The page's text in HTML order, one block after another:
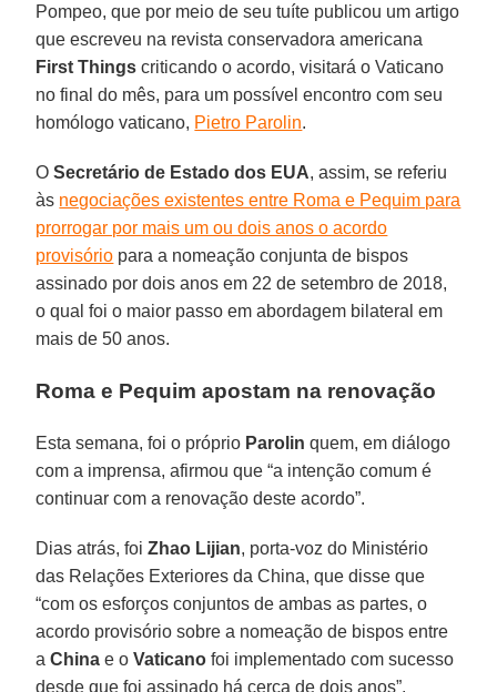
Pompeo, que por meio de seu tuíte publicou um artigo
que escreveu na revista conservadora americana
First Things criticando o acordo, visitará o Vaticano
no final do mês, para um possível encontro com seu
homólogo vaticano, Pietro Parolin.
OSecretário de Estado dos EUA, assim, se referiu
às negociações existentes entre Roma e Pequim para
prorrogar por mais um ou dois anos o acordo
provisório para a nomeação conjunta de bispos
assinado por dois anos em 22 de setembro de 2018,
o qual foi o maior passo em abordagem bilateral em
mais de 50 anos.
Roma e Pequim apostam na renovação
Esta semana, foi o próprio Parolin quem, em diálogo
com a imprensa, afirmou que “a intenção comum é
continuar com a renovação deste acordo”.
Dias atrás, foiZhao Lijian, porta-voz do Ministério
das Relações Exteriores da China, que disse que
“com os esforços conjuntos de ambas as partes, o
acordo provisório sobre a nomeação de bispos entre
aChina e oVaticano foi implementado com sucesso
desde que foi assinado há cerca de dois anos”.